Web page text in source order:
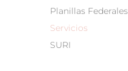
Planillas Federales
Servicios
SURI